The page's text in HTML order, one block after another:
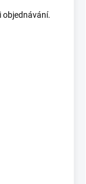
objednávání.